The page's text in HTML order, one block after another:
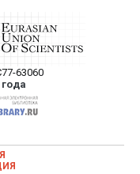
Ученых —
статей в
журнале
63060
научных статей в
журнале